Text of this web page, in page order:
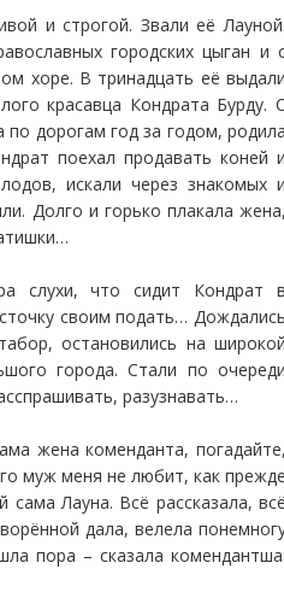
и строгой. Звали её
городских цыган и
хоре. В тринадцать её
красавца Кондрата Бурду.
дорогам год за годом,
поехал продавать коней
искали через знакомых
Долго и горько плакала
слухи, что сидит Кондрат
своим подать…
остановились на
города. Стали по
разузнавать…
жена коменданта,
муж меня не любит, как
Лауна. Всё рассказала,
дала, велела
пора – сказала